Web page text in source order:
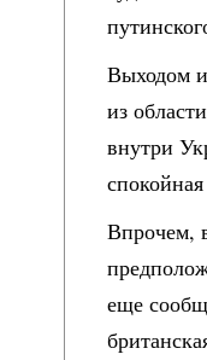
Выходом
из
внутри
Впрочем,
еще